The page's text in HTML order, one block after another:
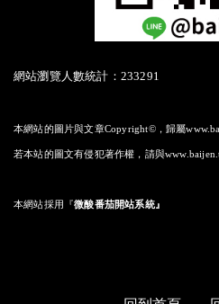
網站瀏覽人數統計：233291
本網站的圖片與文章Copyright©，歸屬
若本站的圖文有侵犯著作權，請與
本網站採用 『微酸番茄開站系統』